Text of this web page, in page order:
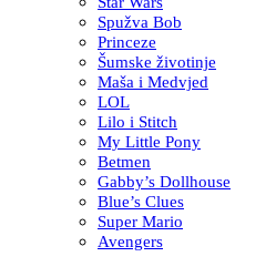
Spužva Bob
Princeze
Šumske životinje
Maša i Medvjed
LOL
Lilo i Stitch
My Little Pony
Betmen
Gabby’s Dollhouse
Blue’s Clues
Super Mario
Avengers